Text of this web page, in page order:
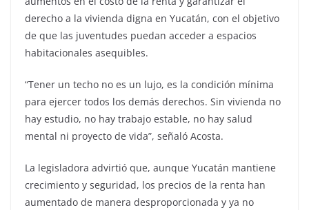
derecho a la vivienda digna en Yucatán, con el objetivo
de que las juventudes puedan acceder a espacios
habitacionales asequibles.
“Tener un techo no es un lujo, es la condición mínima
para ejercer todos los demás derechos. Sin vivienda no
hay estudio, no hay trabajo estable, no hay salud
mental ni proyecto de vida”, señaló Acosta.
La legisladora advirtió que, aunque Yucatán mantiene
crecimiento y seguridad, los precios de la renta han
aumentado de manera desproporcionada y ya no